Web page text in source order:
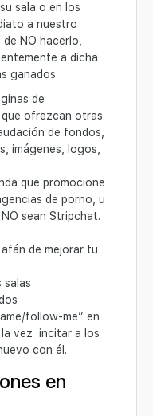
sala o en los
a nuestro
NO hacerlo,
a dicha
ganados.
de
ofrezcan otras
de fondos,
imágenes, logos,
que promocione
de porno, u
sean Stripchat.
de mejorar tu
salas
follow-me” en
vez incitar a los
con él.
en